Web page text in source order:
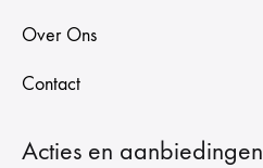
Over Ons
Contact
Acties en aanbiedingen